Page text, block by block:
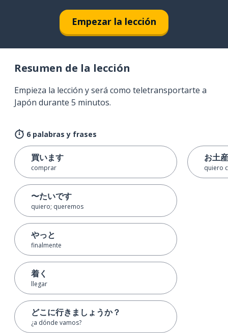
Empezar la lección
Resumen de la lección
Empieza la lección y será como teletransportarte a
Japón durante 5 minutos.
6 palabras y frases
買います
comprar
〜たいです
quiero; queremos
やっと
finalmente
着く
llegar
どこに行きましょうか？
¿a dónde vamos?
お土
quiero